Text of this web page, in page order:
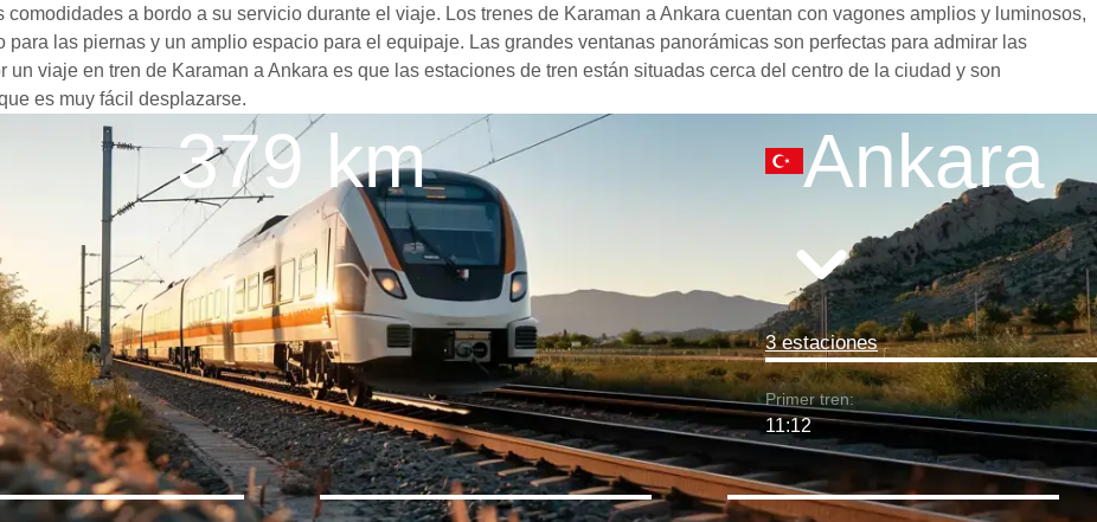
a bordo a su servicio durante el viaje. Los trenes de Karaman a Ankara cuentan con vagones amplios y luminosos,
las piernas y un amplio espacio para el equipaje. Las grandes ventanas panorámicas son perfectas para admirar las
viaje en tren de Karaman a Ankara es que las estaciones de tren están situadas cerca del centro de la ciudad y son
es muy fácil desplazarse.
379 km Ankara
3 estaciones
Primer tren:
11:12